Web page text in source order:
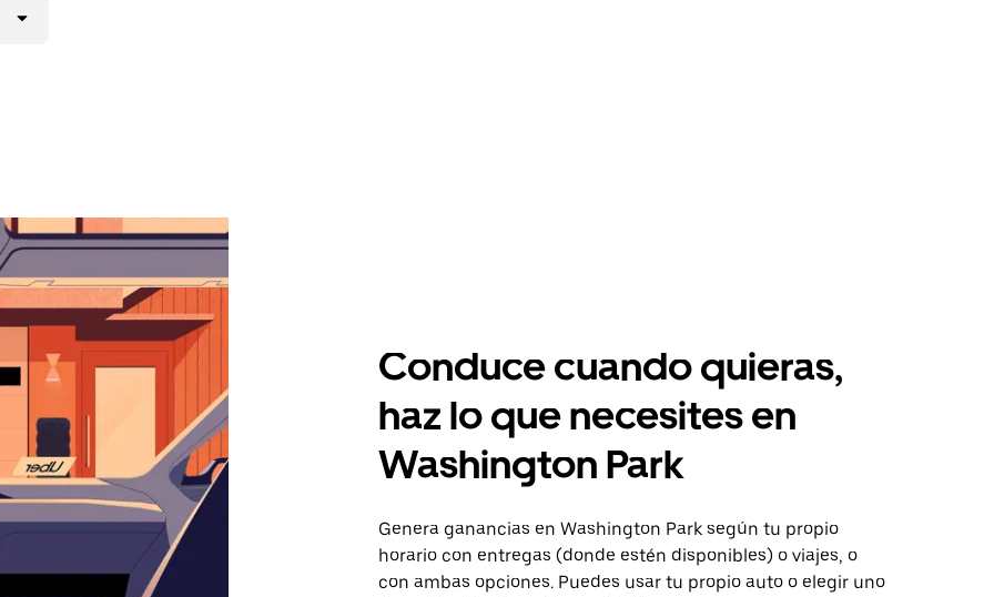
Conduce cuando quieras,
haz lo que necesites en
Washington Park
Genera ganancias en Washington Park según tu propio
horario con entregas (donde estén disponibles) o viajes, o
con ambas opciones. Puedes usar tu propio auto o elegir uno